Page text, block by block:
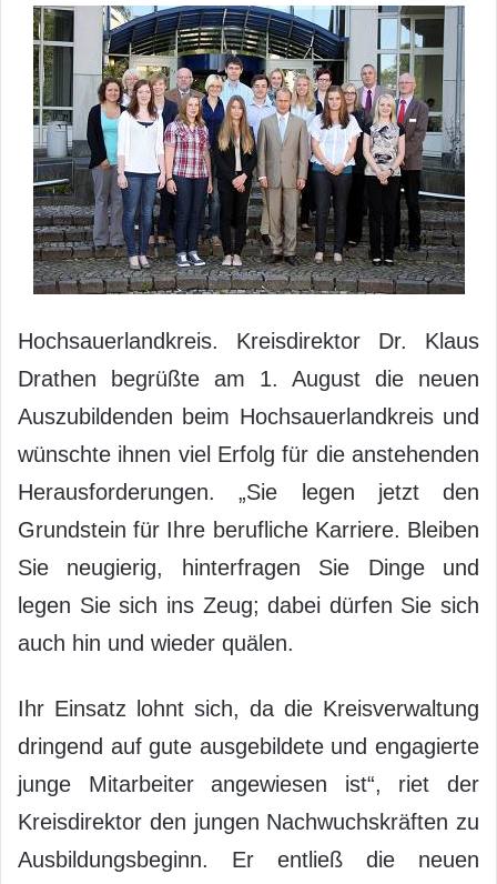
Hochsauerlandkreis. Kreisdirektor Dr. Klaus
Drathen begrüßte am 1. August die neuen
Auszubildenden beim Hochsauerlandkreis und
wünschte ihnen viel Erfolg für die anstehenden
Herausforderungen. „Sie legen jetzt den
Grundstein für Ihre berufliche Karriere. Bleiben
Sie neugierig, hinterfragen Sie Dinge und
legen Sie sich ins Zeug; dabei dürfen Sie sich
auch hin und wieder quälen.
Ihr Einsatz lohnt sich, da die Kreisverwaltung
dringend auf gute ausgebildete und engagierte
junge Mitarbeiter angewiesen ist“, riet der
Kreisdirektor den jungen Nachwuchskräften zu
Ausbildungsbeginn. Er entließ die neuen